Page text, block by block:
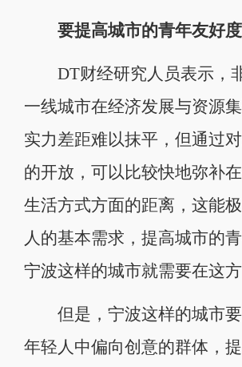
要提高城市的青年友好度
DT财经研究人员表示，
一线城市在经济发展与资源
实力差距难以抹平，但通过
的开放，可以比较快地弥补
生活方式方面的距离，这能
人的基本需求，提高城市的青
宁波这样的城市就需要在这方
但是，宁波这样的城市要
年轻人中偏向创意的群体，